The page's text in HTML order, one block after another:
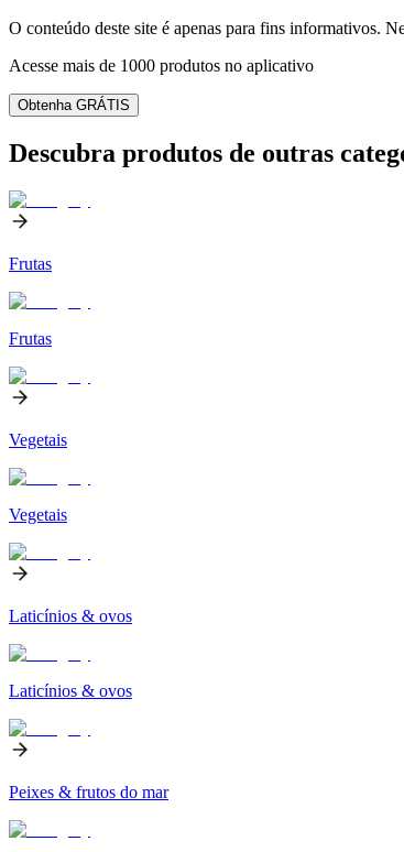
O conteúdo deste site é apenas para fins informativos.
Acesse mais de 1000 produtos no aplicativo
Obtenha GRÁTIS
Descubra produtos de outras
Frutas
Frutas
Vegetais
Vegetais
Laticínios & ovos
Laticínios & ovos
Peixes & frutos do mar